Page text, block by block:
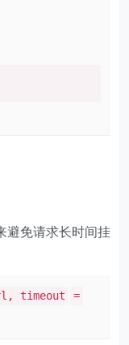
避免请求长时间挂
timeout
=